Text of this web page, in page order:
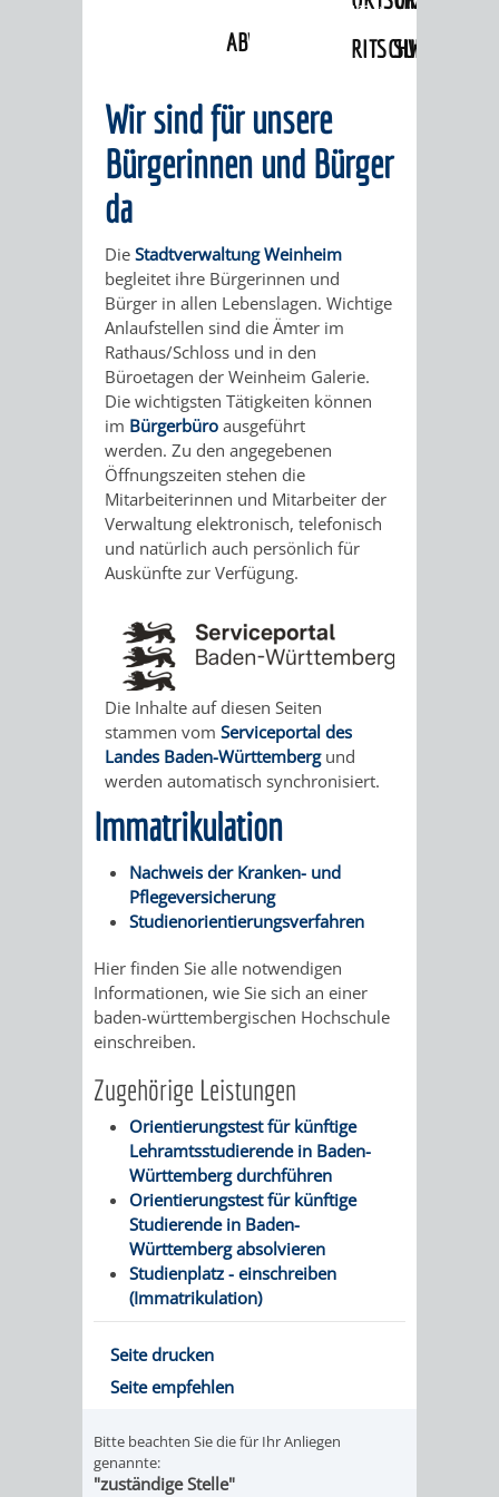
ABWASSERBESEITIGUNG
BEHÖRDENNUMMER
115
FAMILIEN
BERATUNG
HILFE
KINDER
UND
JUGENDLICHE
SENIOREN
BETREUUNG
UND
PFLEGE
FREIZEITANGEBOTE
BERATUNG
UND
HILFE
MENSCHEN
MIT
BEHINDERUNG
MENSCHEN
MIT
DEMENZ
MIGRANTEN
/
FLÜCHTLINGE
BAUHERREN
BAUHERRENBERATUNG
GRUNDSTÜCKSWERTERMITTLUNG
DENKMALSCHUTZ
AUFGABEN
UNTEREN
DENKMALSCHUTZBEHÖRDE
STEUERVORTEILE
IM
DENKMALSCHUTZ
GENEHMIGUNGSVERFAHREN
TAG
DES
OFFENEN
DENKMALS
VERKAUF
STÄDTISCHER
BAUPLÄTZE
VERKAUF
HÄUSER
/
LIEGENSCHAFTEN
ABWASSERBESEITIGUNG
ERSCHLIESSUNGSBEITRAG
ANTRAGSVERFAHREN
DOCH
RITSCHWEIER
SULZBACH
AUSSCHÜSSE
UND
AUSSCHUSS
FÜR
TECHNIK,
UMWELT
UND
STADTENTWICKLUNG
BERATUNGSERGEBNISSE
HAUPTAUSSCHUSS
KINDER-
TAGESORDNUNG
SITZUNGSUNTERLAGEN
UMLEGUNGSAUSSCHUSS
BERATENDE
AUSSCHÜSSE
TAGESORDNUNG
PROJEKTE
ABGEORDNETE
STADTRECHT
BÜRGERMEISTER
/
AMT
BAURECHT
FÜR FÜR
Studium»
Wir sind für unsere
Bürgerinnen und Bürger
da
Die Stadtverwaltung Weinheim
begleitet ihre Bürgerinnen und
Bürger in allen Lebenslagen. Wichtige
Anlaufstellen sind die Ämter im
Rathaus/Schloss und in den
Büroetagen der Weinheim Galerie.
Die wichtigsten Tätigkeiten können
im Bürgerbüro ausgeführt
werden. Zu den angegebenen
Öffnungszeiten stehen die
Mitarbeiterinnen und Mitarbeiter der
Verwaltung elektronisch, telefonisch
und natürlich auch persönlich für
Auskünfte zur Verfügung.
Die Inhalte auf diesen Seiten
stammen vom Serviceportal des
Landes Baden-Württembergund
werden automatisch synchronisiert.
Immatrikulation
Nachweis der Kranken- und
Pflegeversicherung
Studienorientierungsverfahren
Hier finden Sie alle notwendigen
Informationen, wie Sie sich an einer
baden-württembergischen Hochschule
einschreiben.
Zugehörige Leistungen
Orientierungstest für künftige
Lehramtsstudierende in Baden-
Württemberg durchführen
Orientierungstest für künftige
Studierende in Baden-
Württemberg absolvieren
Studienplatz - einschreiben
(Immatrikulation)
Seite drucken
Seite empfehlen
Bitte beachten Sie die für Ihr Anliegen
genannte:
"zuständige Stelle"